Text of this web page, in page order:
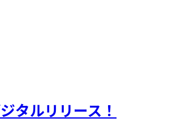
タルリリース！